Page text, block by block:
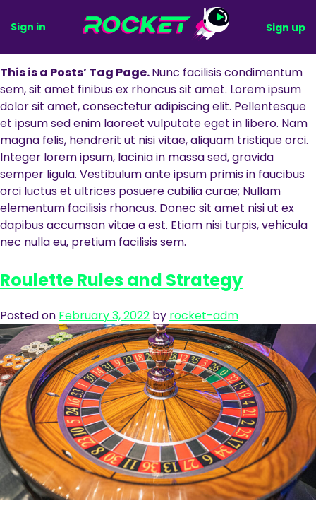
Skip
content
Sign in Sign up
Tag: Strategy Guide
This is a Posts’ Tag Page.Nunc facilisis condimentum
sem, sit amet finibus ex rhoncus sit amet. Lorem ipsum
dolor sit amet, consectetur adipiscing elit. Pellentesque
et ipsum sed enim laoreet vulputate eget in libero. Nam
magna felis, hendrerit ut nisi vitae, aliquam tristique orci.
Integer lorem ipsum, lacinia in massa sed, gravida
semper ligula. Vestibulum ante ipsum primis in faucibus
orci luctus et ultrices posuere cubilia curae; Nullam
elementum facilisis rhoncus. Donec sit amet nisi ut ex
dapibus accumsan vitae a est. Etiam nisi turpis, vehicula
nec nulla eu, pretium facilisis sem.
Roulette Rules and Strategy
Posted on February 3, 2022 by rocket-adm